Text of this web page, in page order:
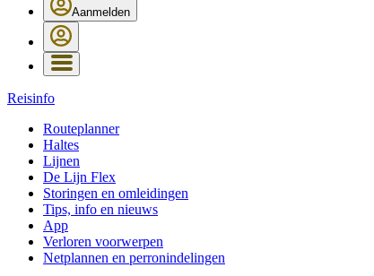
Aanmelden
Reisinfo
Routeplanner
Haltes
Lijnen
De Lijn Flex
Storingen en omleidingen
Tips, info en nieuws
App
Verloren voorwerpen
Netplannen en perronindelingen